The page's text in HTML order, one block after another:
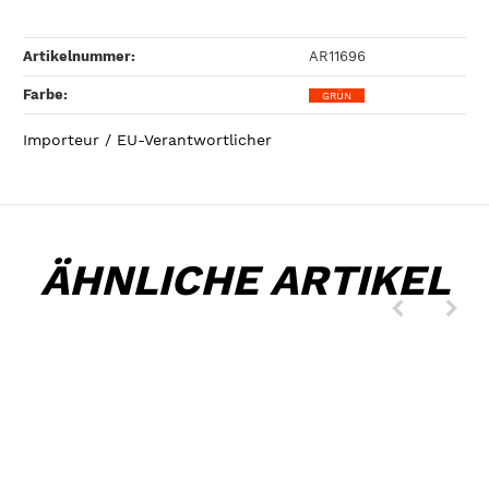
Artikelnummer: AR11696
Farbe‍: GRÜN
Importeur / EU-Verantwortlicher
ÄHNLICHE ARTIKEL